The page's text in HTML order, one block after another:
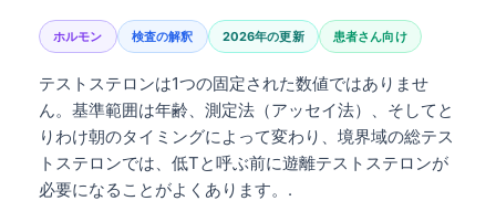
ホルモン 検査の解釈 2026年の更新 患者さん向け
テストステロンは1つの固定された数値ではありませ
ん。基準範囲は年齢、測定法（アッセイ法）、そしてと
りわけ朝のタイミングによって変わり、境界域の総テス
トステロンでは、低Tと呼ぶ前に遊離テストステロンが
必要になることがよくあります。.